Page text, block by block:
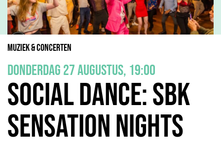
Muziek & Concerten
donderdag 27 augustus, 19:00
Social dance: SBK
Sensation nights